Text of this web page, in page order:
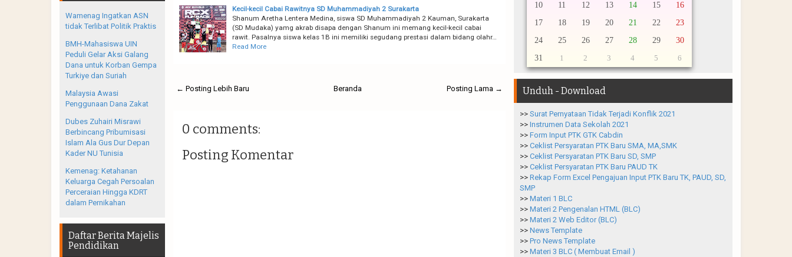
Kecil-kecil Cabai Rawitnya SD Muhammadiyah 2 Surakarta
Shanum Aretha Lentera Medina, siswa SD Muhammadiyah 2 Kauman, Surakarta
(SD Mudaka) yamg akrab disapa dengan Shanum ini memang kecil-kecil cabai
rawit. Pasalnya siswa kelas 1B ini memiliki segudang prestasi dalam bidang olahr…
Read More
← Posting Lebih Baru Posting Lama →
Beranda
0 comments:
Posting Komentar
Wamenag Ingatkan ASN
tidak Terlibat Politik Praktis
BMH-Mahasiswa UIN
Peduli Gelar Aksi Galang
Dana untuk Korban Gempa
Turkiye dan Suriah
Malaysia Awasi
Penggunaan Dana Zakat
Dubes Zuhairi Misrawi
Berbincang Pribumisasi
Islam Ala Gus Dur Depan
Kader NU Tunisia
Kemenag: Ketahanan
Keluarga Cegah Persoalan
Perceraian Hingga KDRT
dalam Pernikahan
Daftar Berita Majelis
Pendidikan
10
11 12 13 14 15
16
17
18 19 20 21 22
23
24
25 26 27 28 29
30
31
1 2 3 4 5 6
Unduh - Download
>> Surat Pernyataan Tidak Terjadi Konflik 2021
>> Instrumen Data Sekolah 2021
>> Form Input PTK GTK Cabdin
>> Ceklist Persyaratan PTK Baru SMA, MA,SMK
>> Ceklist Persyaratan PTK Baru SD, SMP
>> Ceklist Persyaratan PTK Baru PAUD TK
>> Rekap Form Excel Pengajuan Input PTK Baru TK, PAUD, SD,
SMP
>> Materi 1 BLC
>> Materi 2 Pengenalan HTML (BLC)
>> Materi 2 Web Editor (BLC)
>> News Template
>> Pro News Template
>> Materi 3 BLC ( Membuat Email )